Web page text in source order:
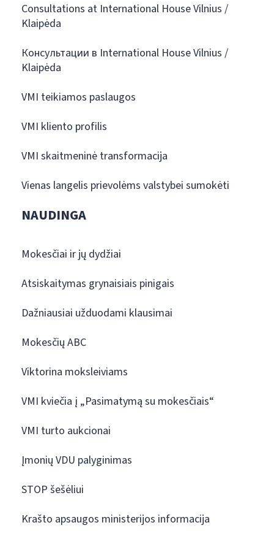
Consultations at International House Vilnius /
Klaipėda
Консультации в International House Vilnius /
Klaipėda
VMI teikiamos paslaugos
VMI kliento profilis
VMI skaitmeninė transformacija
Vienas langelis prievolėms valstybei sumokėti
NAUDINGA
Mokesčiai ir jų dydžiai
Atsiskaitymas grynaisiais pinigais
Dažniausiai užduodami klausimai
Mokesčių ABC
Viktorina moksleiviams
VMI kviečia į „Pasimatymą su mokesčiais“
VMI turto aukcionai
Įmonių VDU palyginimas
STOP šešėliui
Krašto apsaugos ministerijos informacija